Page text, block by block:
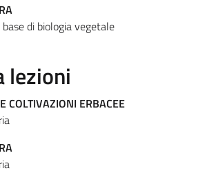
di biologia vegetale
lezioni
COLTIVAZIONI ERBACEE